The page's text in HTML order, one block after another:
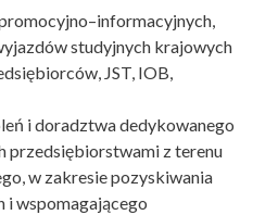
studyjnych krajowych
JST, IOB,
i doradztwa dedykowanego
przedsiębiorstwami z terenu
w zakresie pozyskiwania
i wspomagającego